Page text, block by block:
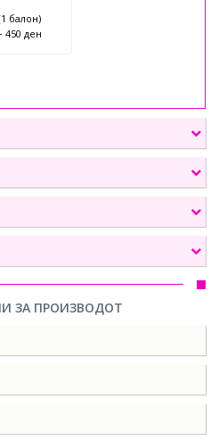
балон)
450 ден
ЗА ПРОИЗВОДОТ